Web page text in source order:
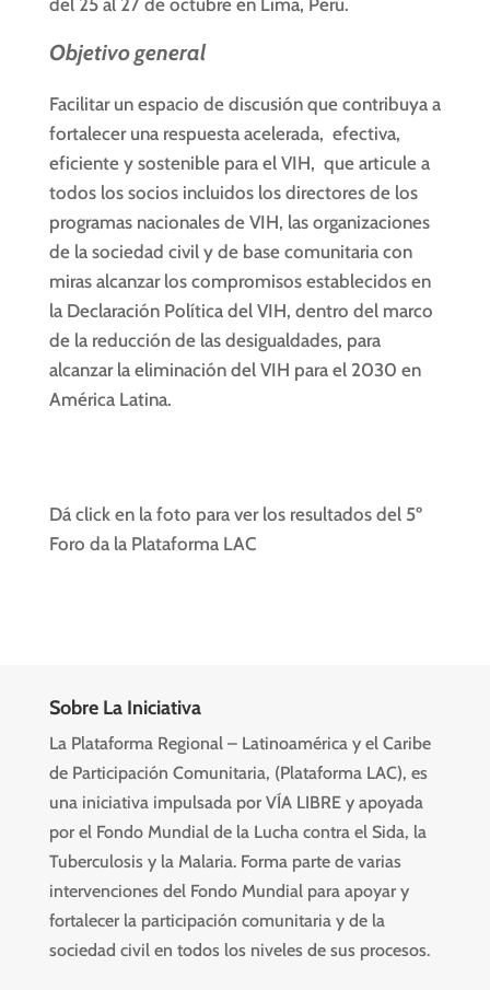
del 25 al 27 de octubre en Lima, Perú.
Objetivo general
Facilitar un espacio de discusión que contribuya a
fortalecer una respuesta acelerada, efectiva,
eficiente y sostenible para el VIH, que articule a
todos los socios incluidos los directores de los
programas nacionales de VIH, las organizaciones
de la sociedad civil y de base comunitaria con
miras alcanzar los compromisos establecidos en
la Declaración Política del VIH, dentro del marco
de la reducción de las desigualdades, para
alcanzar la eliminación del VIH para el 2030 en
América Latina.
Dá click en la foto para ver los resultados del 5º
Foro da la Plataforma LAC
Sobre La Iniciativa
La Plataforma Regional – Latinoamérica y el Caribe
de Participación Comunitaria, (Plataforma LAC), es
una iniciativa impulsada por VÍA LIBRE y apoyada
por el Fondo Mundial de la Lucha contra el Sida, la
Tuberculosis y la Malaria. Forma parte de varias
intervenciones del Fondo Mundial para apoyar y
fortalecer la participación comunitaria y de la
sociedad civil en todos los niveles de sus procesos.